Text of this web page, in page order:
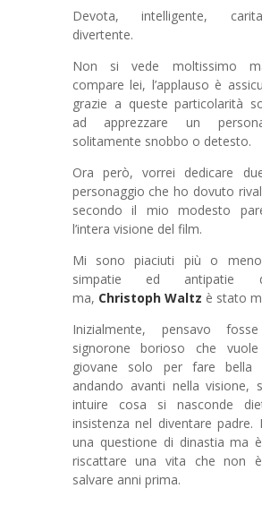
Devota, intelligente,
divertente.
Non si vede moltissimo
compare lei, l’applauso è
grazie a queste particolarità
ad apprezzare un
solitamente snobbo o detesto.
Ora però, vorrei dedicare
personaggio che ho dovuto
secondo il mio modesto
l’intera visione del film.
Mi sono piaciuti più o
simpatie ed antipatie
ma, Christoph Waltz è stato
Inizialmente, pensavo
signorone borioso che
giovane solo per fare bella
andando avanti nella visione,
intuire cosa si nasconde
insistenza nel diventare
una questione di dinastia ma
riscattare una vita che non
salvare anni prima.